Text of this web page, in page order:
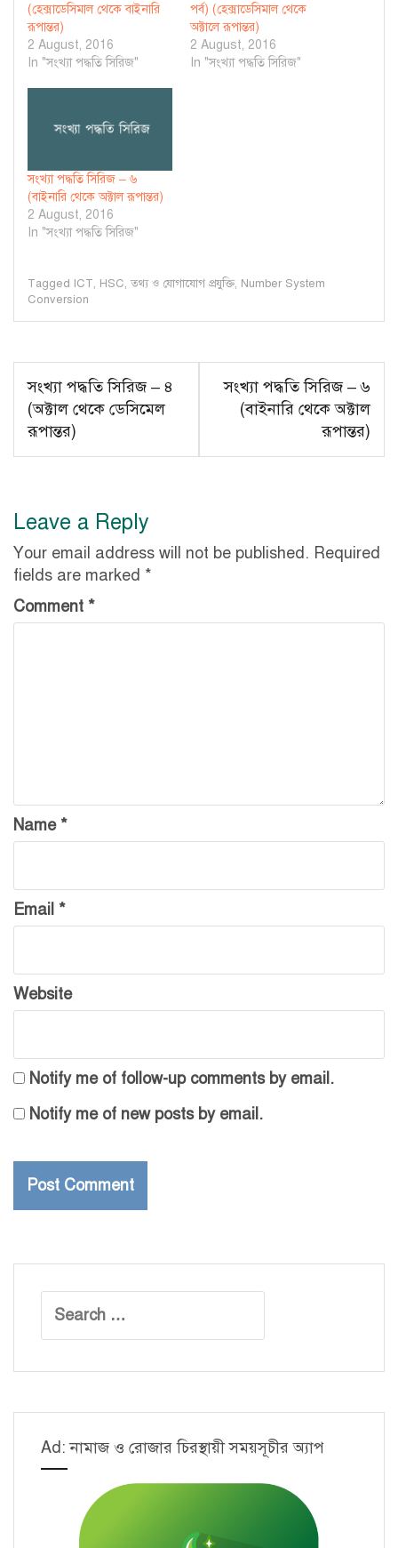
(হেক্সাডেসিমাল থেকে বাইনারি
রূপান্তর)
2 August, 2016
In "সংখ্যা পদ্ধতি সিরিজ"
পর্ব) (হেক্সাডেসিমাল থেকে
অক্টালে রূপান্তর)
2 August, 2016
In "সংখ্যা পদ্ধতি সিরিজ"
সংখ্যা পদ্ধতি সিরিজ – ৬
(বাইনারি থেকে অক্টাল রূপান্তর)
2 August, 2016
In "সংখ্যা পদ্ধতি সিরিজ"
Tagged ICT, HSC, তথ্য ও যোগাযোগ প্রযুক্তি, Number System
Conversion
Post
navigation
সংখ্যা পদ্ধতি সিরিজ – ৪
(অক্টাল থেকে ডেসিমেল
রূপান্তর)
সংখ্যা পদ্ধতি সিরিজ – ৬
(বাইনারি থেকে অক্টাল
রূপান্তর)
Leave a Reply
Your email address will not be published. Required
fields are marked *
Comment *
Name *
Email *
Website
Notify me of follow-up comments by email.
Notify me of new posts by email.
for:
Ad: নামাজ ও রোজার চিরস্থায়ী সময়সূচীর অ্যাপ